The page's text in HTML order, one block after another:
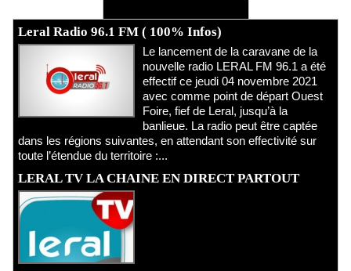
Leral Radio 96.1 FM ( 100% Infos)
Le lancement de la caravane de la
nouvelle radio LERAL FM 96.1 a été
effectif ce jeudi 04 novembre 2021
avec comme point de départ Ouest
Foire, fief de Leral, jusqu’à la
banlieue. La radio peut être captée
dans les régions suivantes, en attendant son effectivité sur
toute l’étendue du territoire :...
LERAL TV LA CHAINE EN DIRECT PARTOUT